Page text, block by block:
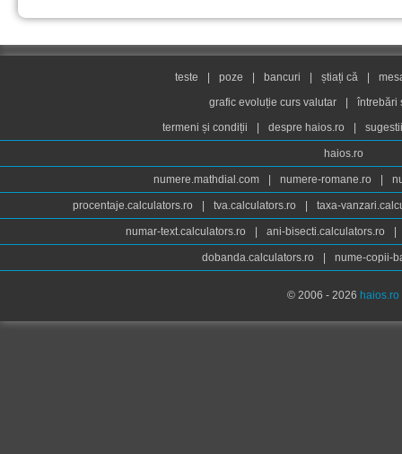
teste poze bancuri știați că
grafic evoluție curs valutar
întrebări
termeni și condiții
despre haios.ro
haios.ro
numere.mathdial.com numere-romane.ro
procentaje.calculators.ro tva.calculators.ro taxa-
numar-text.calculators.ro ani-bisecti.calculators.ro
dobanda.calculators.ro nume-copii-
© 2006 - 2026 haios.ro